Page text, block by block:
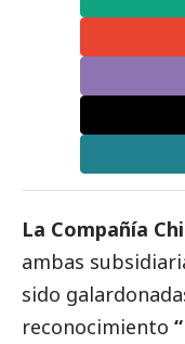
La Compañía
ambas
sido
reconocimiento